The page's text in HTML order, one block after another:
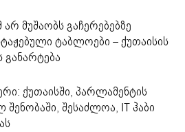
მუშაობს გაჩერებებზე
ტაბლოები – ქუთაისის
განარტება
ქუთაისში, პარლამენტის
შესაძლოა, IT ჰაბი